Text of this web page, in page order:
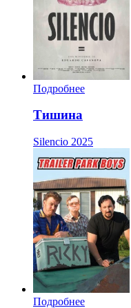
Подробнее
Тишина
Silencio 2025
Подробнее